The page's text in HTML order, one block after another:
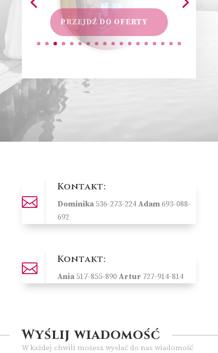
PRZEJDŹ DO OFERTY

Kontakt:
Dominika 536-273-224 Adam 693-088-
692

Kontakt:
Ania 517-855-890 Artur 727-914-814
Wyślij wiadomość
W każdej chwili możesz wysłać do nas wiadomość